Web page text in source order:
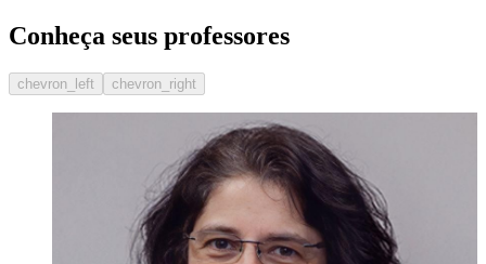
Conheça seus professores
chevron_left chevron_right